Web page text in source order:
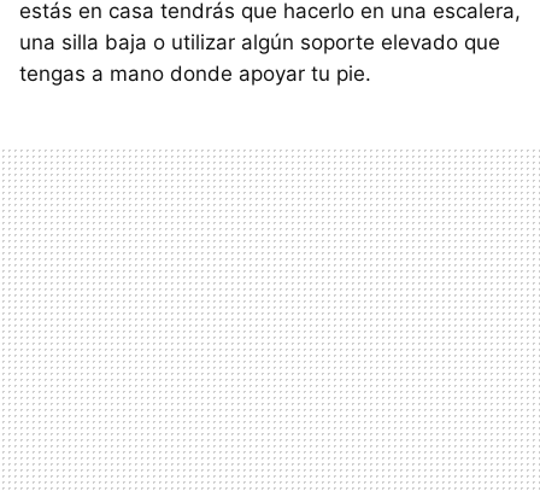
estás en casa tendrás que hacerlo en una escalera,
una silla baja o utilizar algún soporte elevado que
tengas a mano donde apoyar tu pie.